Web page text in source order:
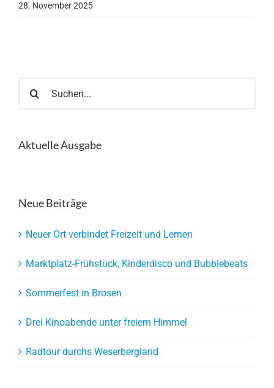
28. November 2025
nach:
Aktuelle Ausgabe
Neue Beiträge
Neuer Ort verbindet Freizeit und Lernen
Marktplatz-Frühstück, Kinderdisco und Bubblebeats
Sommerfest in Brosen
Drei Kinoabende unter freiem Himmel
Radtour durchs Weserbergland